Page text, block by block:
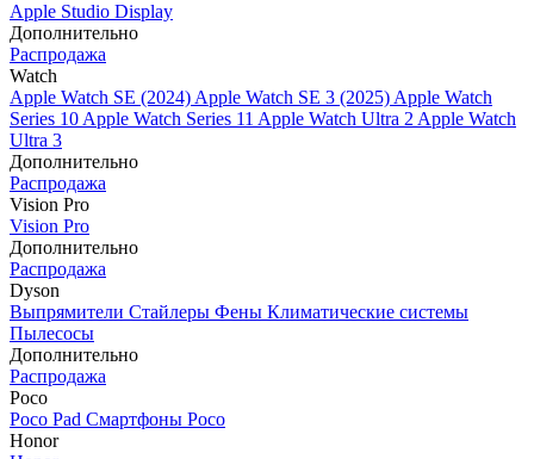
Apple Studio Display
Дополнительно
Распродажа
Watch
Apple Watch SE (2024) Apple Watch SE 3 (2025) Apple Watch
Series 10 Apple Watch Series 11 Apple Watch Ultra 2 Apple Watch
Ultra 3
Дополнительно
Распродажа
Vision Pro
Vision Pro
Дополнительно
Распродажа
Dyson
Выпрямители Стайлеры Фены Климатические системы
Пылесосы
Дополнительно
Распродажа
Poco
Poco Pad Смартфоны Poco
Honor